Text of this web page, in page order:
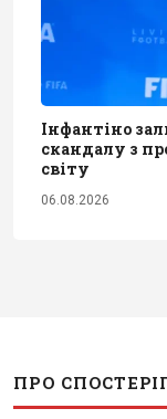
Інфантіно
скандалу з
світу
06.08.2026
ПРО